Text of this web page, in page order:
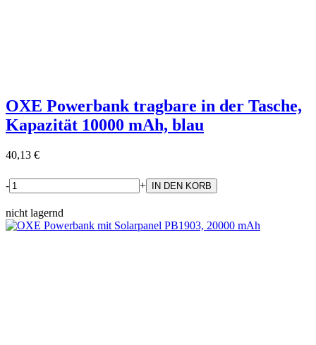
OXE Powerbank tragbare in der Tasche,
Kapazität 10000 mAh, blau
40,13 €
- +
nicht lagernd